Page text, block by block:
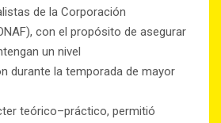
de la Corporación
con el propósito de asegurar
un nivel
durante la temporada de mayor
teórico–práctico, permitió